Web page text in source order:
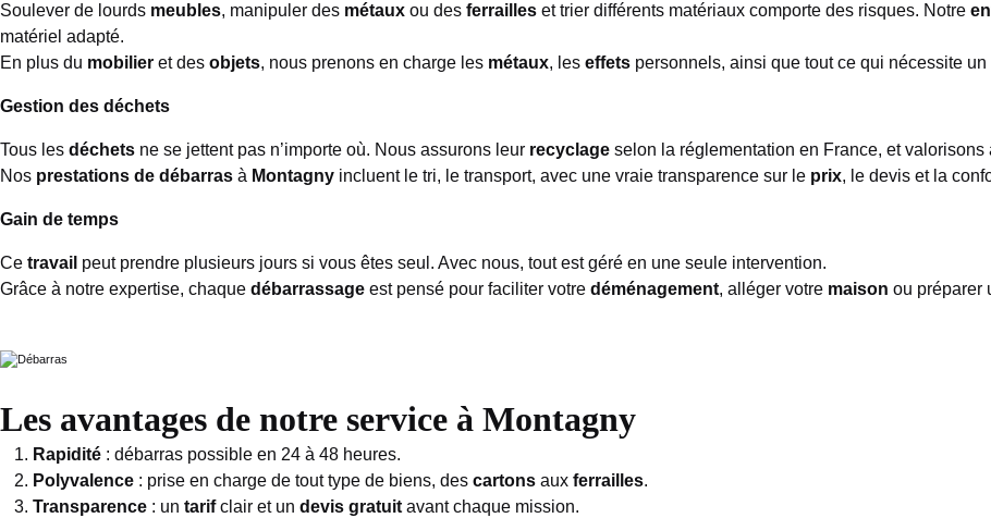
Soulever de lourds meubles, manipuler des métaux ou des ferrailles et trier différents matériaux comporte des risques. Notre
matériel adapté.
En plus du mobilier et des objets, nous prenons en charge les métaux, les effets personnels, ainsi que tout ce qui nécessite un
Gestion des déchets
Tous les déchets ne se jettent pas n’importe où. Nous assurons leur recyclage selon la réglementation en France, et
Nos prestations de débarras à Montagny incluent le tri, le transport, avec une vraie transparence sur le prix, le devis et la
Gain de temps
Ce travail peut prendre plusieurs jours si vous êtes seul. Avec nous, tout est géré en une seule intervention.
Grâce à notre expertise, chaque débarrassage est pensé pour faciliter votre déménagement, alléger votre maison ou préparer
Les avantages de notre service à Montagny
Rapidité : débarras possible en 24 à 48 heures.
Polyvalence : prise en charge de tout type de biens, des cartons aux ferrailles.
Transparence : un tarifclair et un devis gratuit avant chaque mission.